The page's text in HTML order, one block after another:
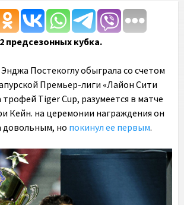
предсезонных кубка.
Постекоглу обыграла со счетом
Премьер-лиги «Лайон Сити
трофей Tiger Cup, разумеется в матче
Кейн. на церемонии награждения он
довольным, но покинул ее первым.